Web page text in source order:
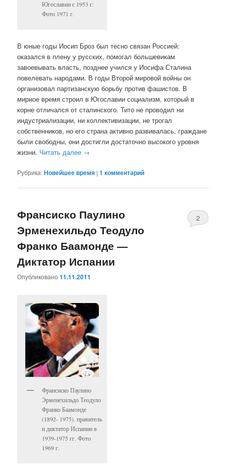
Югославии с 1953 г.
Фото 1971 г.
В юные годы Иосип Броз был тесно связан Россией:
оказался в плену у русских, помогал большевикам
завоевывать власть, позднее учился у Иосифа Сталина
повелевать народами. В годы Второй мировой войны он
организовал партизанскую борьбу против фашистов. В
мирное время строил в Югославии социализм, который в
корне отличался от сталинского. Тито не проводил ни
индустриализации, ни коллективизации, не трогал
собственников, но его страна активно развивалась, граждане
были свободны, они достигли достаточно высокого уровня
жизни. Читать далее →
Рубрика:Новейшее время |1 комментарий
Франсиско Паулино
Эрменехильдо Теодуло
Франко Баамонде —
Диктатор Испании
Опубликовано11.11.2011
2
Франсиско Паулино
Эрменехильдо Теодуло
Франко Баамонде
(1892- 1975). правитель
и диктатор Испании в
1939-1975 гг. Фото
1969 г.